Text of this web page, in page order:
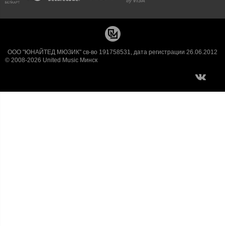
ООО "ЮНАЙТЕД МЮЗИК" св-во 191758531, дата регистрации 26.06.2012
© 2008-2026 United Music Минск